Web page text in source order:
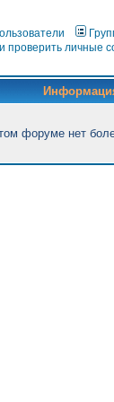
проверить личные
форуме нет